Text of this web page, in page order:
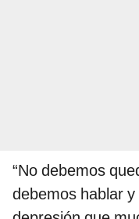
“No debemos
debemos hablar